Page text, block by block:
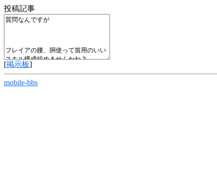
投稿記事
[掲示板]
mobile-bbs